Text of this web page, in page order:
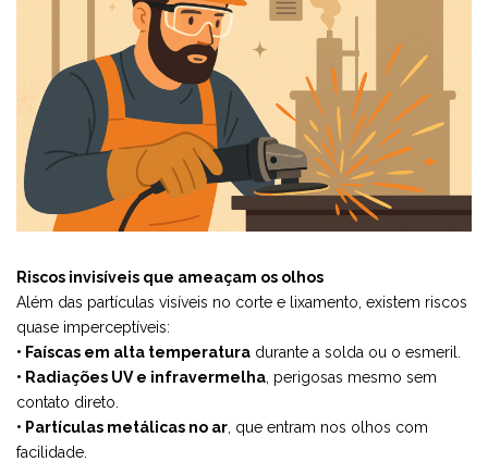
Riscos invisíveis que ameaçam os olhos
Além das partículas visíveis no corte e lixamento, existem riscos
quase imperceptíveis:
• Faíscas em alta temperatura durante a solda ou o esmeril.
• Radiações UV e infravermelha , perigosas mesmo sem
contato direto.
• Partículas metálicas no ar , que entram nos olhos com
facilidade.